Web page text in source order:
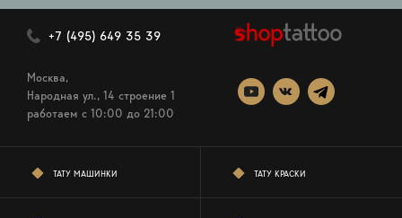
+7 (495) 649 35 39
Москва,
Народная ул., 14 строение 1
работаем c 10:00 до 21:00
ТАТУ МАШИНКИ ТАТУ КРАСКИ